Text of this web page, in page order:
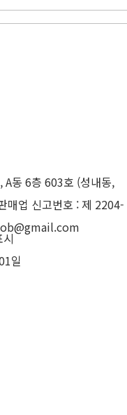
A동 6층 603호 (성내동,
매업 신고번호 : 제 2204-
일